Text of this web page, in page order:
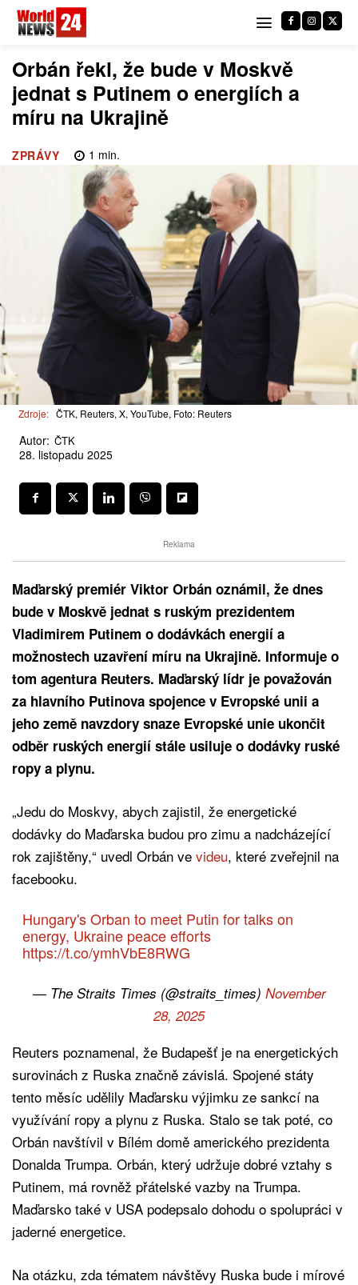
Orbán řekl, že bude v Moskvě
jednat s Putinem o energiích a
míru na Ukrajině
ZPRÁVY 1 min.
Zdroje: ČTK, Reuters, X, YouTube, Foto: Reuters
Autor: ČTK
28. listopadu 2025
Reklama
Maďarský premiér Viktor Orbán oznámil, že dnes
bude v Moskvě jednat s ruským prezidentem
Vladimirem Putinem o dodávkách energií a
možnostech uzavření míru na Ukrajině. Informuje o
tom agentura Reuters. Maďarský lídr je považován
za hlavního Putinova spojence v Evropské unii a
jeho země navzdory snaze Evropské unie ukončit
odběr ruských energií stále usiluje o dodávky ruské
ropy a plynu.
„Jedu do Moskvy, abych zajistil, že energetické
dodávky do Maďarska budou pro zimu a nadcházející
rok zajištěny,“ uvedl Orbán ve videu, které zveřejnil na
facebooku.
Hungary's Orban to meet Putin for talks on
energy, Ukraine peace efforts
https://t.co/ymhVbE8RWG
— The Straits Times (@straits_times) November
28, 2025
Reuters poznamenal, že Budapešť je na energetických
surovinách z Ruska značně závislá. Spojené státy
tento měsíc udělily Maďarsku výjimku ze sankcí na
využívání ropy a plynu z Ruska. Stalo se tak poté, co
Orbán navštívil v Bílém domě amerického prezidenta
Donalda Trumpa. Orbán, který udržuje dobré vztahy s
Putinem, má rovněž přátelské vazby na Trumpa.
Maďarsko také v USA podepsalo dohodu o spolupráci v
jaderné energetice.
Na otázku, zda tématem návštěvy Ruska bude i mírové